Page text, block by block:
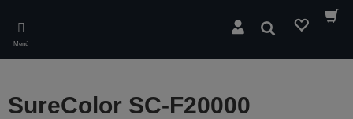
main
content
Menú
Buscar
SureColor SC-F20000